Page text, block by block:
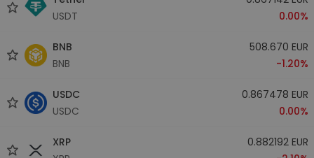
USDT
0.00%
BNB
BNB
508.670 EUR
-1.20%
USDC
USDC
0.867478 EUR
0.00%
XRP
0.882192 EUR